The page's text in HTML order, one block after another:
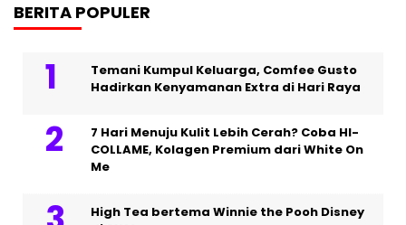
BERITA POPULER
Temani Kumpul Keluarga, Comfee Gusto
Hadirkan Kenyamanan Extra di Hari Raya
7 Hari Menuju Kulit Lebih Cerah? Coba HI-
COLLAME, Kolagen Premium dari White On
Me
High Tea bertema Winnie the Pooh Disney